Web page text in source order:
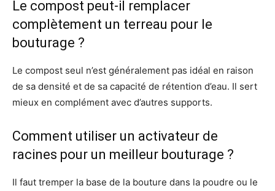
Le compost peut-il remplacer
complètement un terreau pour le
bouturage ?
Le compost seul n’est généralement pas idéal en raison
de sa densité et de sa capacité de rétention d’eau. Il sert
mieux en complément avec d’autres supports.
Comment utiliser un activateur de
racines pour un meilleur bouturage ?
Il faut tremper la base de la bouture dans la poudre ou le